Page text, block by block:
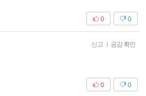
0
0
신고 공감 확인
0
0